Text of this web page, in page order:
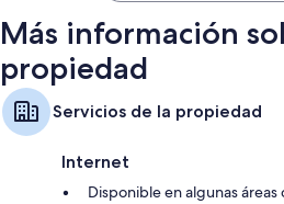
Más información
propiedad
Servicios de la propiedad
Internet
Disponible en algunas